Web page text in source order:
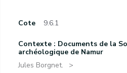
Cote 9.6.1
Contexte : Documents de la
archéologique de Namur
Jules Borgnet.